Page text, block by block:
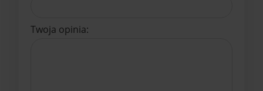
Twoja opinia: